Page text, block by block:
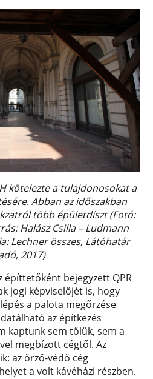
kötelezte a tulajdonosokat a
Abban az időszakban
több épületdíszt (Fotó:
Halász Csilla – Ludmann
Lechner összes, Látóhatár
2017)
építtetőként bejegyzett QPR
jogi képviselőjét is, hogy
a palota megőrzése
az építkezés
kaptunk sem tőlük, sem a
megbízott cégtől. Az
az őrző-védő cég
a volt kávéházi részben.